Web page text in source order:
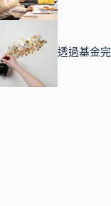
透過基金